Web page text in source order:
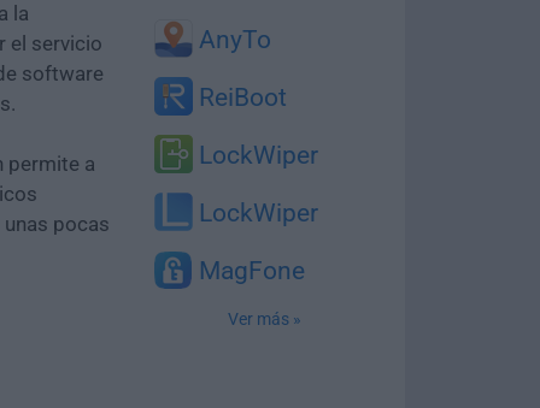
AnyTo
ReiBoot
LockWiper
LockWiper
MagFone
Ver más »
la
el servicio
software
permite a
pocas